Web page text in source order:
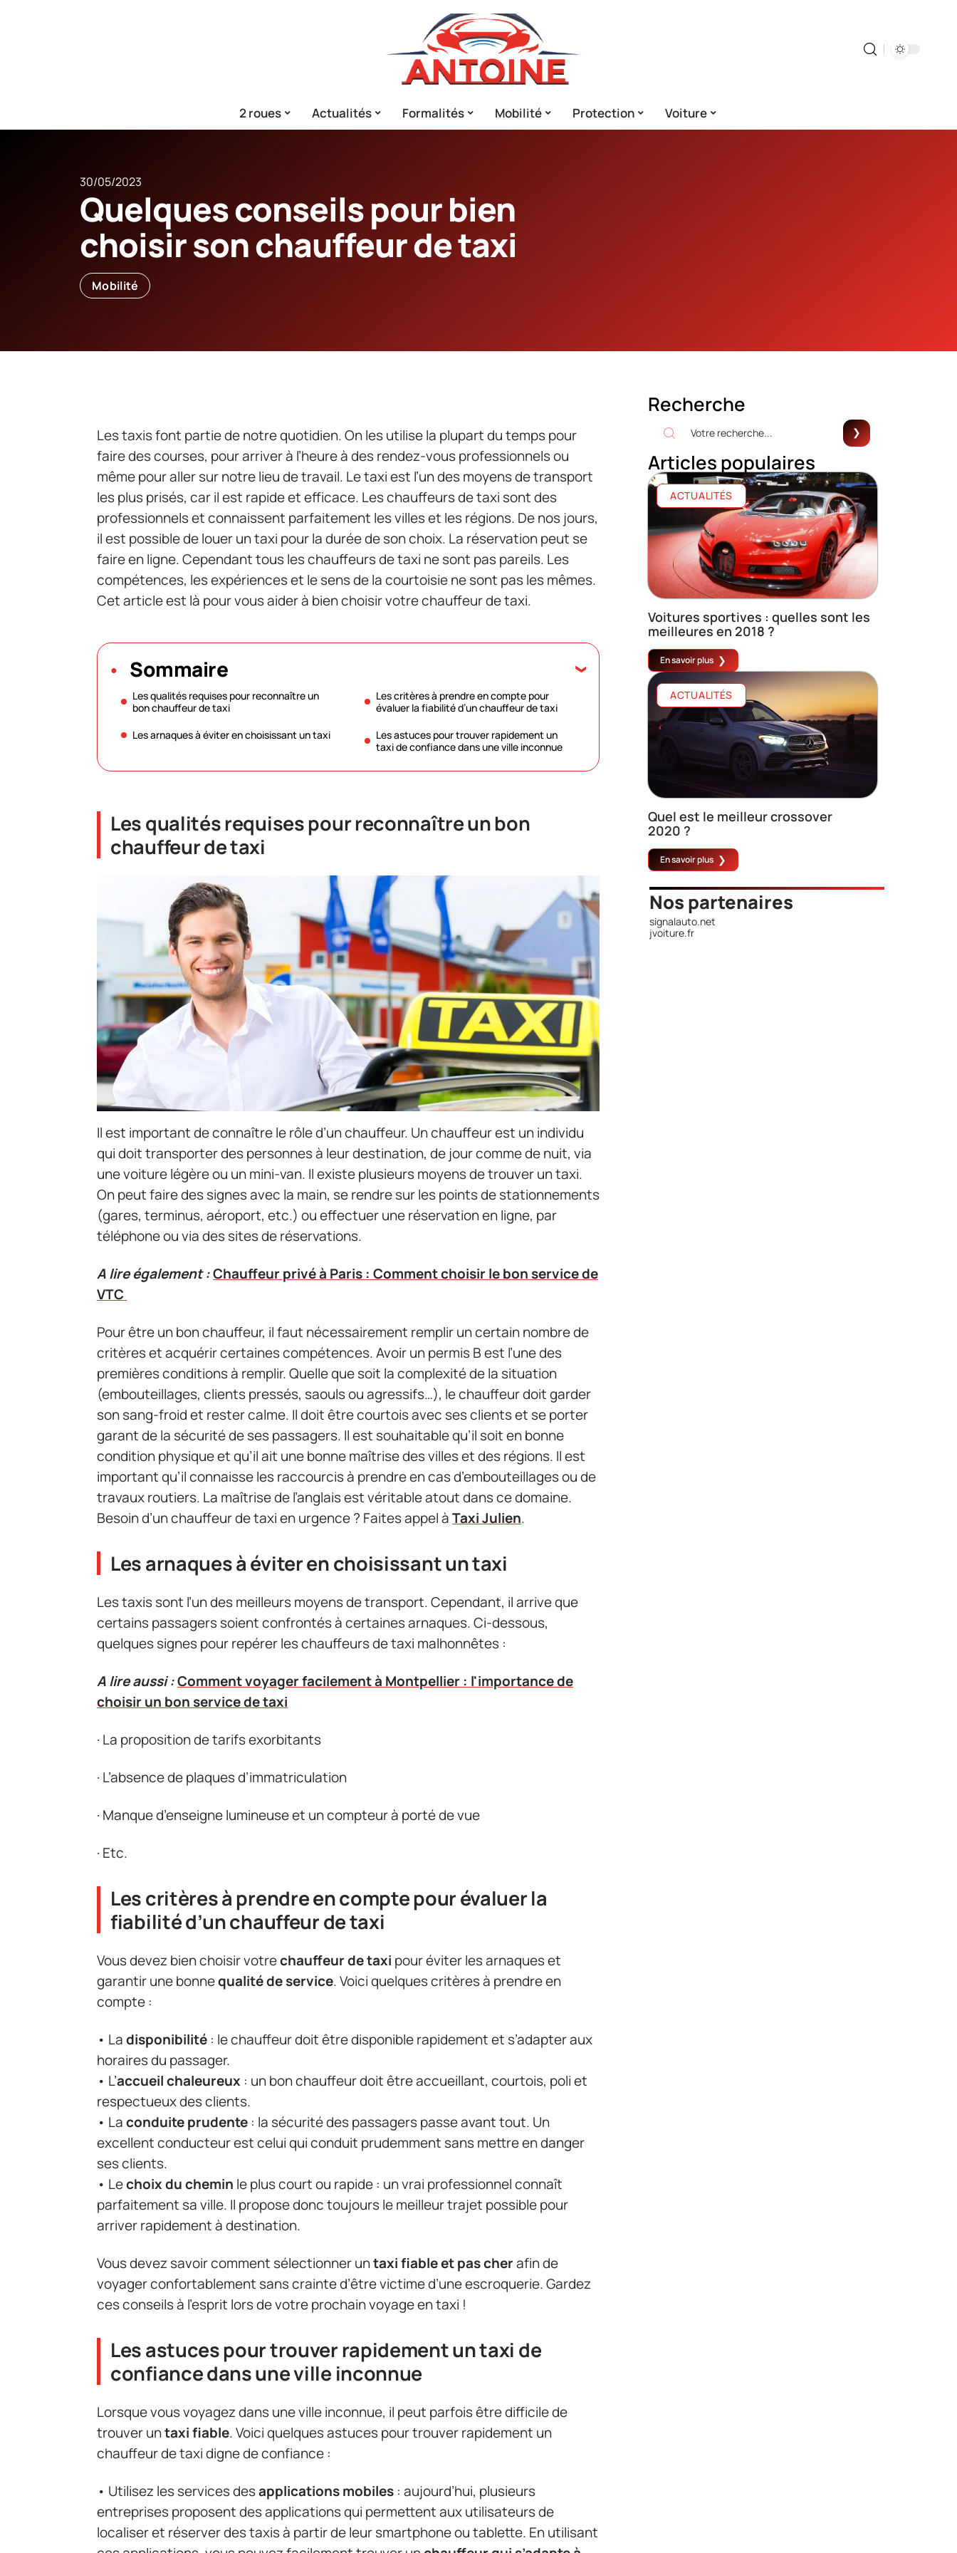
2 roues Actualités Formalités Mobilité Protection Voiture
30/05/2023
Quelques conseils pour bien
choisir son chauffeur de taxi
Mobilité
Les taxis font partie de notre quotidien. On les utilise la plupart du temps pour
faire des courses, pour arriver à l’heure à des rendez-vous professionnels ou
même pour aller sur notre lieu de travail. Le taxi est l’un des moyens de transport
les plus prisés, car il est rapide et efficace. Les chauffeurs de taxi sont des
professionnels et connaissent parfaitement les villes et les régions. De nos jours,
il est possible de louer un taxi pour la durée de son choix. La réservation peut se
faire en ligne. Cependant tous les chauffeurs de taxi ne sont pas pareils. Les
compétences, les expériences et le sens de la courtoisie ne sont pas les mêmes.
Cet article est là pour vous aider à bien choisir votre chauffeur de taxi.
Sommaire
Les qualités requises pour reconnaître un
bon chauffeur de taxi
Les arnaques à éviter en choisissant un taxi
Les critères à prendre en compte pour
évaluer la fiabilité d’un chauffeur de taxi
Les astuces pour trouver rapidement un
taxi de confiance dans une ville inconnue
Les qualités requises pour reconnaître un bon
chauffeur de taxi
Il est important de connaître le rôle d’un chauffeur. Un chauffeur est un individu
qui doit transporter des personnes à leur destination, de jour comme de nuit, via
une voiture légère ou un mini-van. Il existe plusieurs moyens de trouver un taxi.
On peut faire des signes avec la main, se rendre sur les points de stationnements
(gares, terminus, aéroport, etc.) ou effectuer une réservation en ligne, par
téléphone ou via des sites de réservations.
A lire également :Chauffeur privé à Paris : Comment choisir le bon service de
VTC
Pour être un bon chauffeur, il faut nécessairement remplir un certain nombre de
critères et acquérir certaines compétences. Avoir un permis B est l’une des
premières conditions à remplir. Quelle que soit la complexité de la situation
(embouteillages, clients pressés, saouls ou agressifs…), le chauffeur doit garder
son sang-froid et rester calme. Il doit être courtois avec ses clients et se porter
garant de la sécurité de ses passagers. Il est souhaitable qu’il soit en bonne
condition physique et qu’il ait une bonne maîtrise des villes et des régions. Il est
important qu’il connaisse les raccourcis à prendre en cas d’embouteillages ou de
travaux routiers. La maîtrise de l’anglais est véritable atout dans ce domaine.
Besoin d’un chauffeur de taxi en urgence ? Faites appel àTaxi Julien.
Les arnaques à éviter en choisissant un taxi
Les taxis sont l’un des meilleurs moyens de transport. Cependant, il arrive que
certains passagers soient confrontés à certaines arnaques. Ci-dessous,
quelques signes pour repérer les chauffeurs de taxi malhonnêtes :
A lire aussi :Comment voyager facilement à Montpellier : l'importance de
choisir un bon service de taxi
· La proposition de tarifs exorbitants
· L’absence de plaques d’immatriculation
· Manque d’enseigne lumineuse et un compteur à porté de vue
· Etc.
Les critères à prendre en compte pour évaluer la
fiabilité d’un chauffeur de taxi
Vous devez bien choisir votrechauffeur de taxi pour éviter les arnaques et
garantir une bonnequalité de service. Voici quelques critères à prendre en
compte :
• Ladisponibilité : le chauffeur doit être disponible rapidement et s’adapter aux
horaires du passager.
• L’accueil chaleureux : un bon chauffeur doit être accueillant, courtois, poli et
respectueux des clients.
• Laconduite prudente : la sécurité des passagers passe avant tout. Un
excellent conducteur est celui qui conduit prudemment sans mettre en danger
ses clients.
• Lechoix du chemin le plus court ou rapide : un vrai professionnel connaît
parfaitement sa ville. Il propose donc toujours le meilleur trajet possible pour
arriver rapidement à destination.
Vous devez savoir comment sélectionner untaxi fiable et pas cherafin de
voyager confortablement sans crainte d’être victime d’une escroquerie. Gardez
ces conseils à l’esprit lors de votre prochain voyage en taxi !
Les astuces pour trouver rapidement un taxi de
confiance dans une ville inconnue
Lorsque vous voyagez dans une ville inconnue, il peut parfois être difficile de
trouver untaxi fiable. Voici quelques astuces pour trouver rapidement un
chauffeur de taxi digne de confiance :
• Utilisez les services desapplications mobiles : aujourd’hui, plusieurs
entreprises proposent des applications qui permettent aux utilisateurs de
localiser et réserver des taxis à partir de leur smartphone ou tablette. En utilisant
Recherche
Articles populaires
ACTUALITÉS
Voitures sportives : quelles sont les
meilleures en 2018 ?
En savoir plus
ACTUALITÉS
Quel est le meilleur crossover
2020 ?
En savoir plus
Nos partenaires
signalauto.net
jvoiture.fr